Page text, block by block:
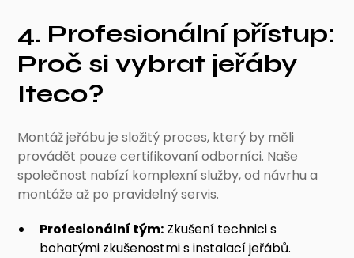
4. Profesionální přístup:
Proč si vybrat jeřáby
Iteco?
Montáž jeřábu je složitý proces, který by měli
provádět pouze certifikovaní odborníci. Naše
společnost nabízí komplexní služby, od návrhu a
montáže až po pravidelný servis.
Profesionální tým: Zkušení technici s
bohatými zkušenostmi s instalací jeřábů.